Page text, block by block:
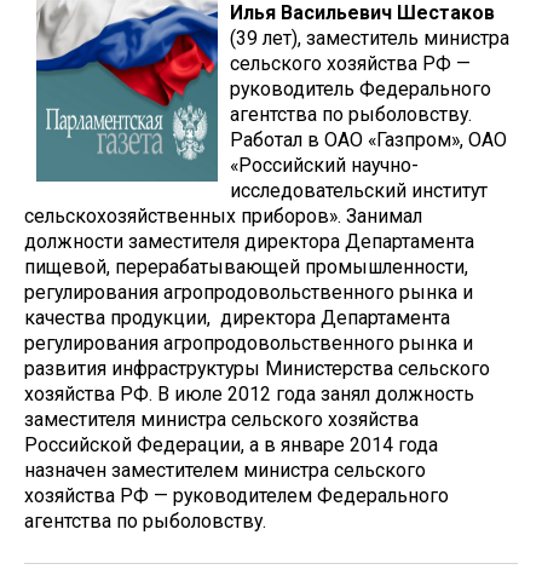
Илья Васильевич Шестаков
(39 лет), заместитель министра
сельского хозяйства РФ —
руководитель Федерального
агентства по рыболовству.
Работал в ОАО «Газпром», ОАО
«Российский научно-
исследовательский институт
сельскохозяйственных приборов». Занимал
должности заместителя директора Департамента
пищевой, перерабатывающей промышленности,
регулирования агропродовольственного рынка и
качества продукции, директора Департамента
регулирования агропродовольственного рынка и
развития инфраструктуры Министерства сельского
хозяйства РФ. В июле 2012 года занял должность
заместителя министра сельского хозяйства
Российской Федерации, а в январе 2014 года
назначен заместителем министра сельского
хозяйства РФ — руководителем Федерального
агентства по рыболовству.